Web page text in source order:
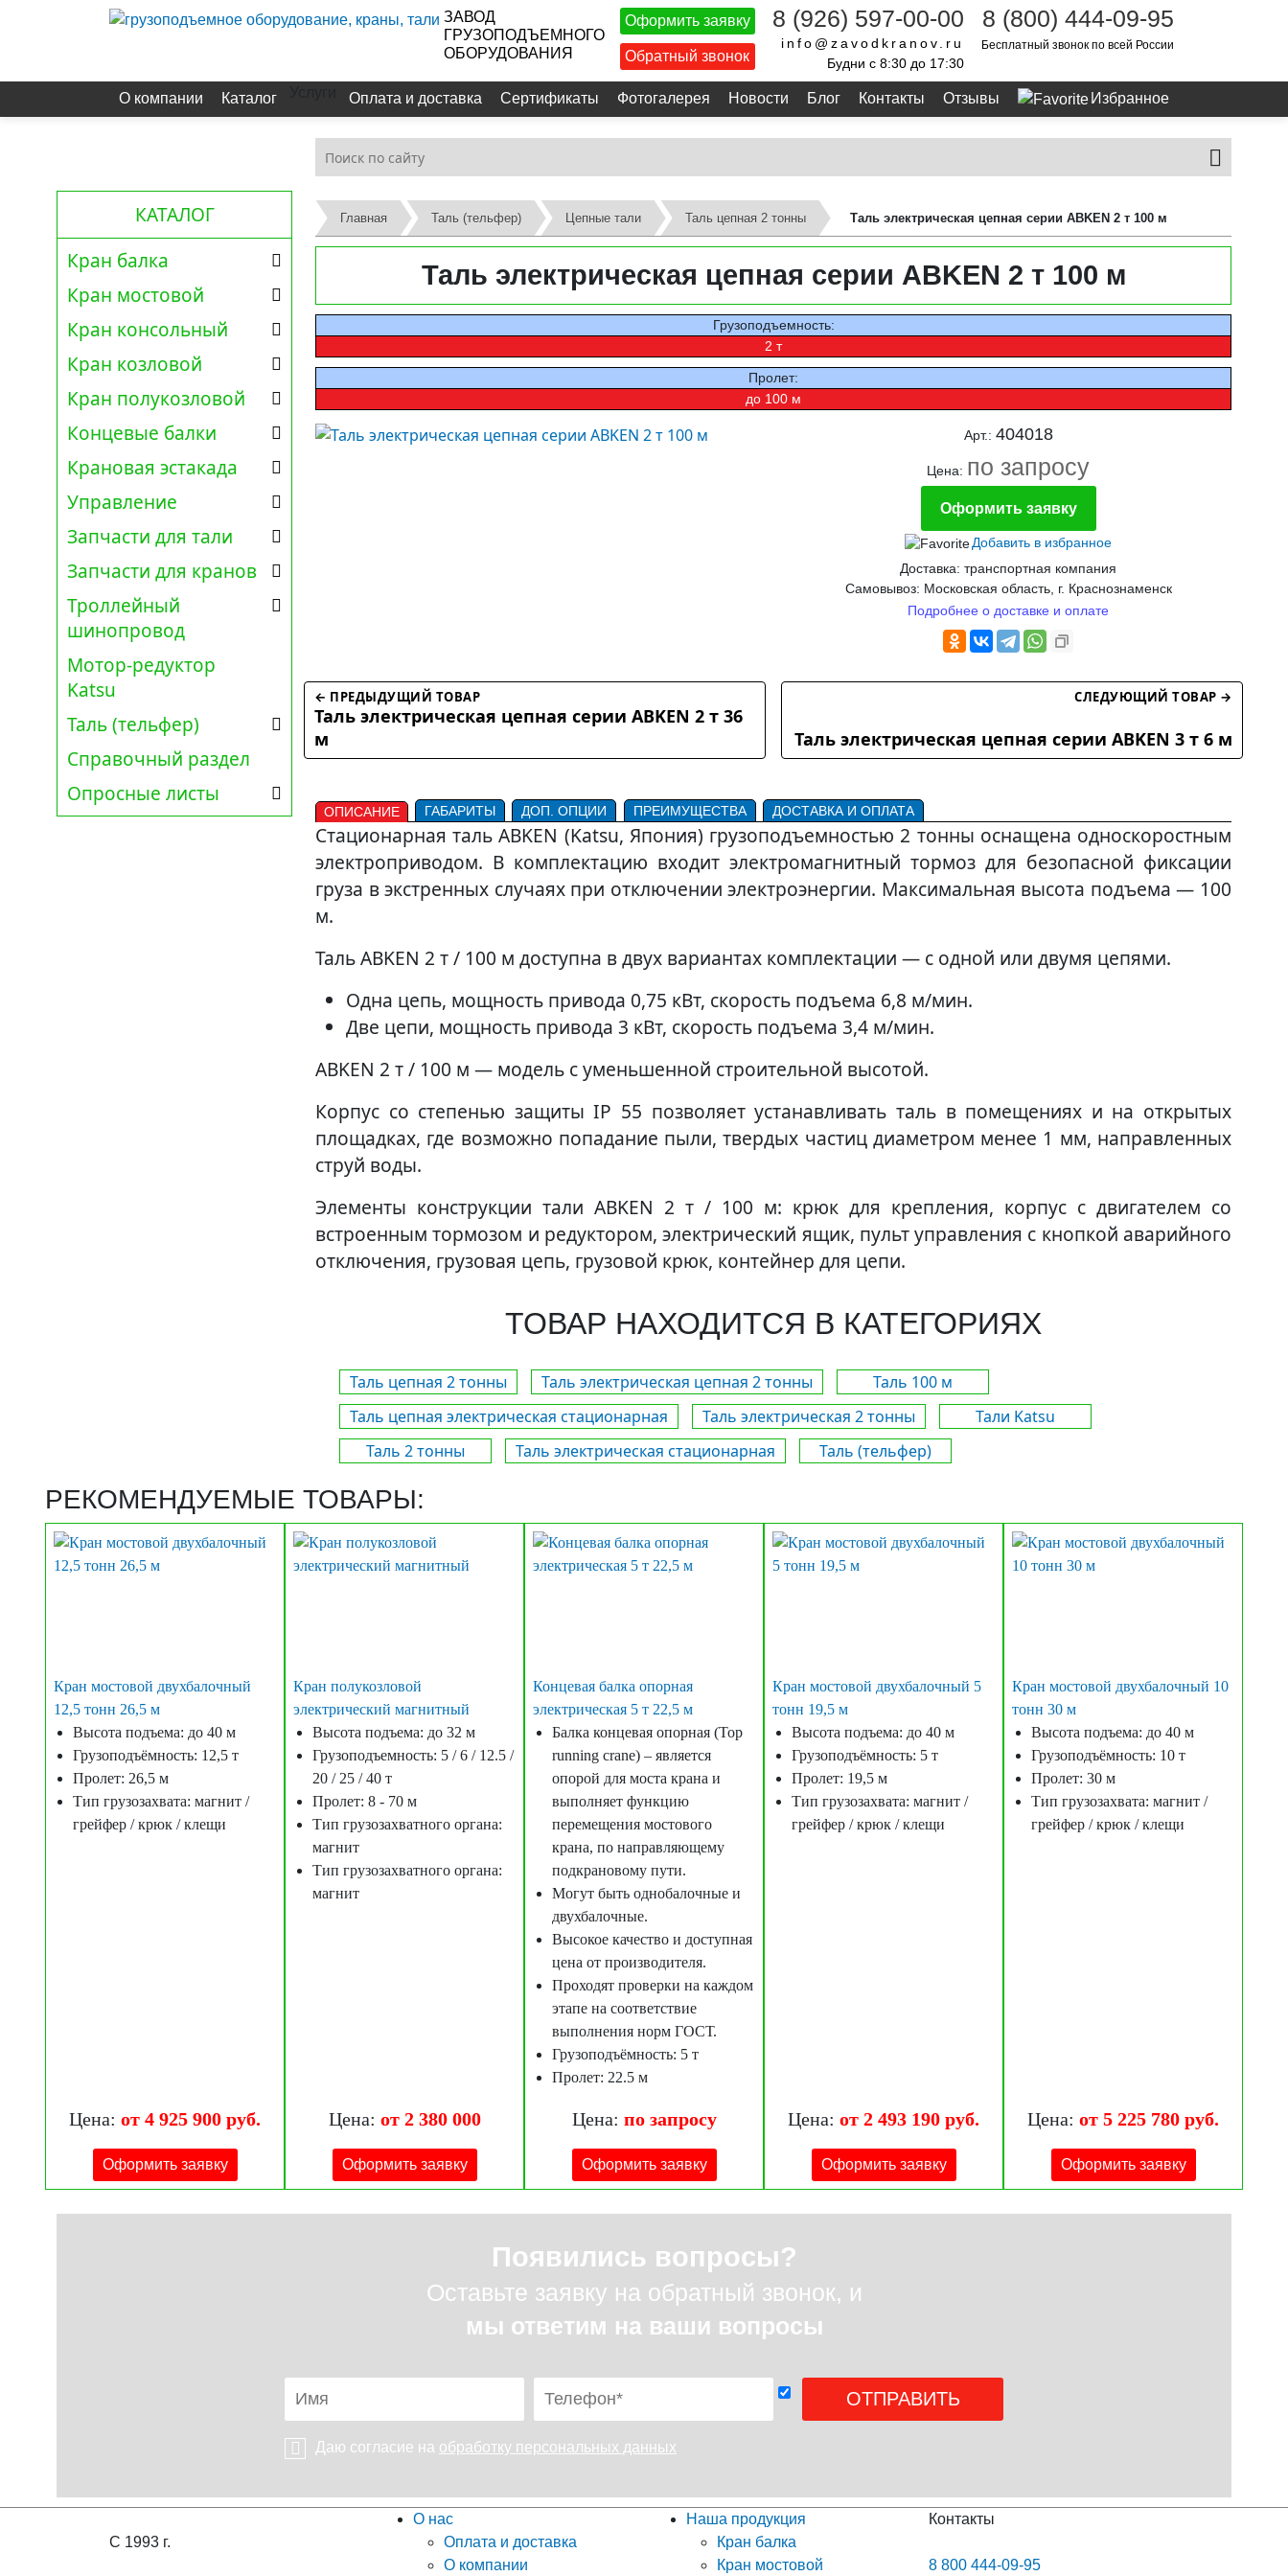
ЗАВОД
ГРУЗОПОДЪЕМНОГО
ОБОРУДОВАНИЯ
Оформить заявку
Обратный звонок
8 (926) 597-00-00
info@zavodkranov.ru
Будни с 8:30 до 17:30
8 (800) 444-09-95
Бесплатный звонок по всей России
О компании Каталог Оплата и доставка Сертификаты Фотогалерея Новости Блог Контакты Отзывы Избранное
КАТАЛОГ
Кран балка
Кран мостовой
Кран консольный
Кран козловой
Кран полукозловой
Концевые балки
Крановая эстакада
Управление
Запчасти для тали
Запчасти для кранов
Троллейный
шинопровод
Мотор-редуктор
Katsu
Таль (тельфер)
Справочный раздел
Опросные листы
Главная Таль (тельфер) Цепные тали Таль цепная 2 тонны Таль электрическая цепная серии ABKEN 2 т 100 м
Таль электрическая цепная серии ABKEN 2 т 100 м
Грузоподъемность:
2 т
Пролет:
до 100 м
Арт.: 404018
Цена: по запросу
Оформить заявку
Добавить в избранное
Доставка: транспортная компания
Самовывоз: Московская область, г. Краснознаменск
Подробнее о доставке и оплате
← ПРЕДЫДУЩИЙ ТОВАР
Таль электрическая цепная серии ABKEN 2 т 36
м
СЛЕДУЮЩИЙ ТОВАР →
Таль электрическая цепная серии ABKEN 3 т 6 м
ОПИСАНИЕ ГАБАРИТЫ ДОП. ОПЦИИ ПРЕИМУЩЕСТВА ДОСТАВКА И ОПЛАТА
Стационарная таль ABKEN (Katsu, Япония) грузоподъемностью 2 тонны оснащена односкоростным
электроприводом. В комплектацию входит электромагнитный тормоз для безопасной фиксации
груза в экстренных случаях при отключении электроэнергии. Максимальная высота подъема — 100
м.
Таль ABKEN 2 т / 100 м доступна в двух вариантах комплектации — с одной или двумя цепями.
Одна цепь, мощность привода 0,75 кВт, скорость подъема 6,8 м/мин.
Две цепи, мощность привода 3 кВт, скорость подъема 3,4 м/мин.
ABKEN 2 т / 100 м — модель с уменьшенной строительной высотой.
Корпус со степенью защиты IP 55 позволяет устанавливать таль в помещениях и на открытых
площадках, где возможно попадание пыли, твердых частиц диаметром менее 1 мм, направленных
струй воды.
Элементы конструкции тали ABKEN 2 т / 100 м: крюк для крепления, корпус с двигателем со
встроенным тормозом и редуктором, электрический ящик, пульт управления с кнопкой аварийного
отключения, грузовая цепь, грузовой крюк, контейнер для цепи.
ТОВАР НАХОДИТСЯ В КАТЕГОРИЯХ
Таль цепная 2 тонны Таль электрическая цепная 2 тонны
Таль 100 м
Таль цепная электрическая стационарная
Таль электрическая 2 тонны
Тали Katsu
Таль 2 тонны
Таль электрическая стационарная Таль (тельфер)
РЕКОМЕНДУЕМЫЕ ТОВАРЫ:
Кран мостовой двухбалочный
12,5 тонн 26,5 м
Высота подъема: до 40 м
Грузоподъёмность: 12,5 т
Пролет: 26,5 м
Тип грузозахвата: магнит /
грейфер / крюк / клещи
Цена: от 4 925 900 руб.
Оформить заявку
Кран полукозловой
электрический магнитный
Высота подъема: до 32 м
Грузоподъемность: 5 / 6 / 12.5 /
20 / 25 / 40 т
Пролет: 8 - 70 м
Тип грузозахватного органа:
магнит
Тип грузозахватного органа:
магнит
Цена: от 2 380 000
Оформить заявку
Концевая балка опорная
электрическая 5 т 22,5 м
Балка концевая опорная (Top
running crane) – является
опорой для моста крана и
выполняет функцию
перемещения мостового
крана, по направляющему
подкрановому пути.
Могут быть однобалочные и
двухбалочные.
Высокое качество и доступная
цена от производителя.
Проходят проверки на каждом
этапе на соответствие
выполнения норм ГОСТ.
Грузоподъёмность: 5 т
Пролет: 22.5 м
Цена: по запросу
Оформить заявку
Кран мостовой двухбалочный 5
тонн 19,5 м
Высота подъема: до 40 м
Грузоподъёмность: 5 т
Пролет: 19,5 м
Тип грузозахвата: магнит /
грейфер / крюк / клещи
Цена: от 2 493 190 руб.
Оформить заявку
Кран мостовой двухбалочный 10
тонн 30 м
Высота подъема: до 40 м
Грузоподъёмность: 10 т
Пролет: 30 м
Тип грузозахвата: магнит /
грейфер / крюк / клещи
Цена: от 5 225 780 руб.
Оформить заявку
Появились вопросы?
Оставьте заявку на обратный звонок, и
мы ответим на ваши вопросы
Даю согласие на обработку персональных данных
С 1993 г.
О нас
Оплата и доставка
О компании
Наша продукция
Кран балка
Кран мостовой
Контакты
8 800 444-09-95